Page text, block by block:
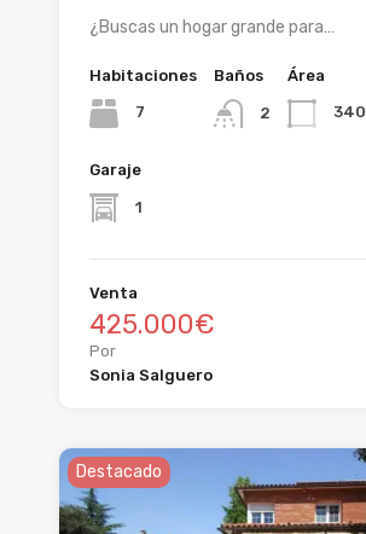
¿Buscas un hogar grande para…
Habitaciones
7
Baños
2
Área
340
Garaje
1
Venta
425.000€
Por
Sonia Salguero
Destacado